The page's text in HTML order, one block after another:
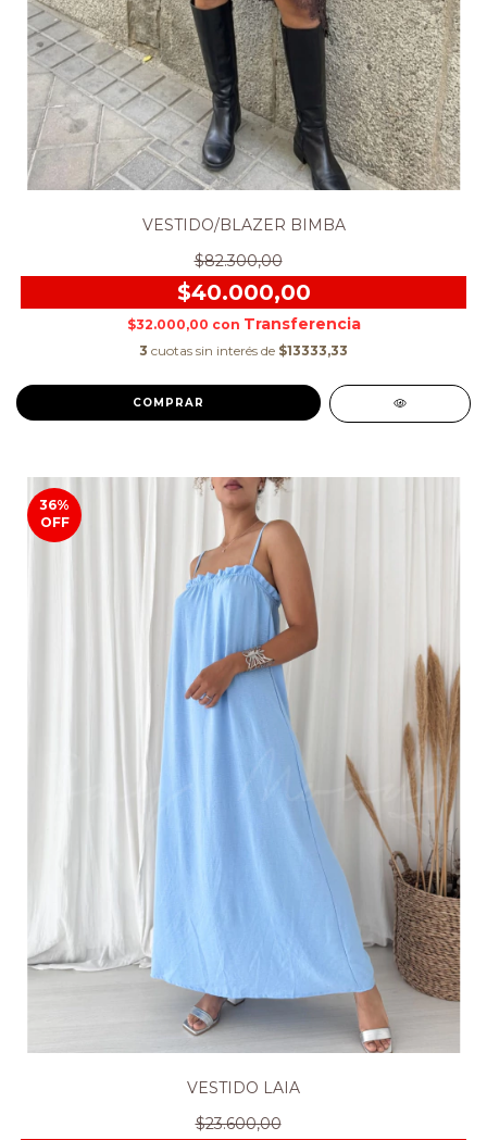
VESTIDO/BLAZER BIMBA
$82.300,00
$40.000,00
$32.000,00 con
3 cuotas sin interés de $13333,33
COMPRAR
36%
OFF
VESTIDO LAIA
$23.600,00